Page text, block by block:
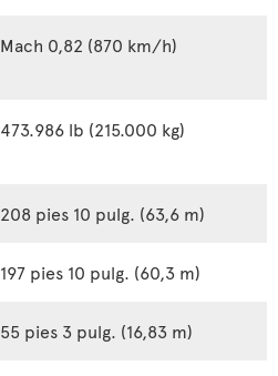
Mach 0,82 (870 km/h)
473.986 lb (215.000 kg)
208 pies 10 pulg. (63,6 m)
197 pies 10 pulg. (60,3 m)
55 pies 3 pulg. (16,83 m)